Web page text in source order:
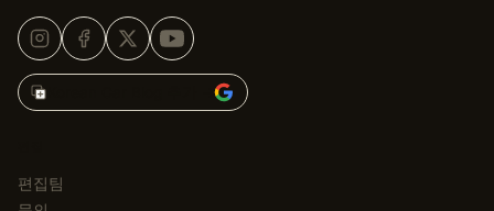
Korean Car Blog 추가 →
편집팀